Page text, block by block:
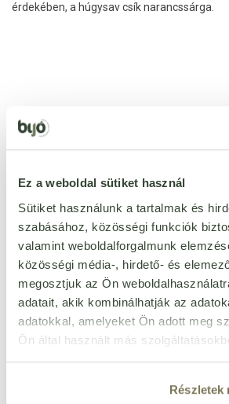
Ez a weboldal sütiket használ
Sütiket használunk a tartalmak és
szabásához, közösségi funkciók
valamint weboldalforgalmunk
közösségi média-, hirdető- és
megosztjuk az Ön
adatait, akik kombinálhatják az
adatokkal, amelyeket Ön adott meg
Ön által használt más
Részletek
érdekében, a húgysav csík narancssárga.
Ezt a terméket még senki nem
első!
ÉRTÉKELÉST ÍROK